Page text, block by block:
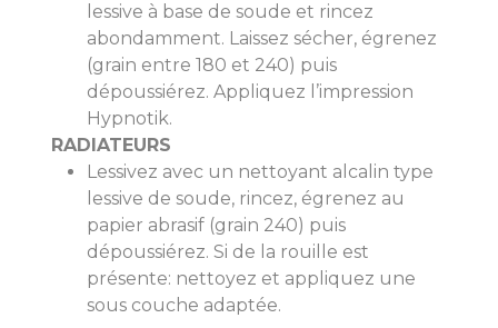
lessive à base de soude et rincez
abondamment. Laissez sécher, égrenez
(grain entre 180 et 240) puis
dépoussiérez. Appliquez l’impression
Hypnotik.
RADIATEURS
Lessivez avec un nettoyant alcalin type
lessive de soude, rincez, égrenez au
papier abrasif (grain 240) puis
dépoussiérez. Si de la rouille est
présente: nettoyez et appliquez une
sous couche adaptée.